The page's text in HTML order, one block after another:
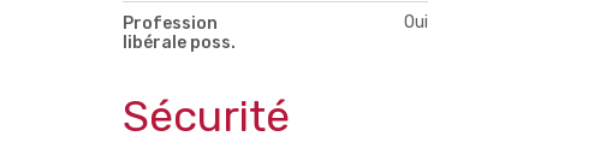
Profession
libérale poss.
Oui
Sécurité